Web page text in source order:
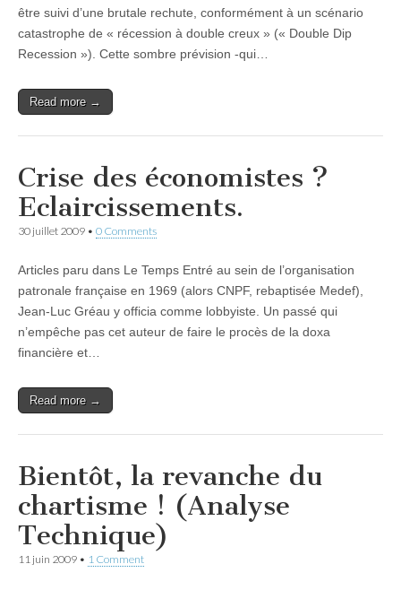
être suivi d’une brutale rechute, conformément à un scénario
catastrophe de « récession à double creux » (« Double Dip
Recession »). Cette sombre prévision -qui…
Read more →
Crise des économistes ?
Eclaircissements.
30 juillet 2009 • 0 Comments
Articles paru dans Le Temps Entré au sein de l’organisation
patronale française en 1969 (alors CNPF, rebaptisée Medef),
Jean-Luc Gréau y officia comme lobbyiste. Un passé qui
n’empêche pas cet auteur de faire le procès de la doxa
financière et…
Read more →
Bientôt, la revanche du
chartisme ! (Analyse
Technique)
11 juin 2009 • 1 Comment